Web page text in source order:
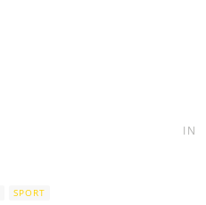
IN
SPORT